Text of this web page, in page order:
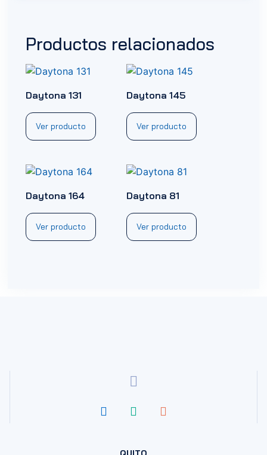
Productos relacionados
Daytona 131
Ver producto
Daytona 145
Ver producto
Daytona 164
Ver producto
Daytona 81
Ver producto